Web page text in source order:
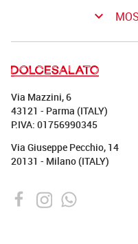
keyboard_arrow_down
Via Mazzini, 6
43121 - Parma (ITALY)
P.IVA: 01756990345
Via Giuseppe Pecchio, 14
20131 - Milano (ITALY)